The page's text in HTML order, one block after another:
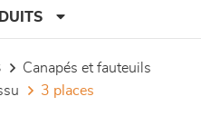
canapés et fauteuils
3 places